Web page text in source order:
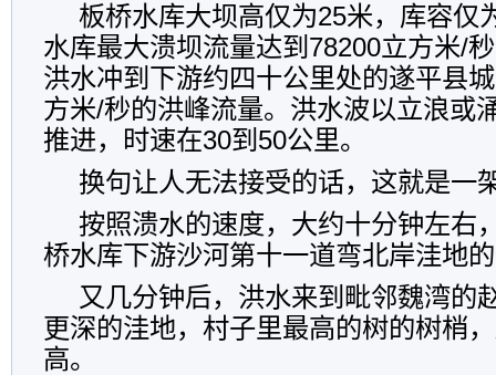
板桥水库大坝高仅为25米，库容仅
水库最大溃坝流量达到78200立方米/
洪水冲到下游约四十公里处的遂平县
方米/秒的洪峰流量。洪水波以立浪或
推进，时速在30到50公里。
换句让人无法接受的话，这就是一
按照溃水的速度，大约十分钟左右
桥水库下游沙河第十一道弯北岸洼地
又几分钟后，洪水来到毗邻魏湾
更深的洼地，村子里最高的树的树梢
高。